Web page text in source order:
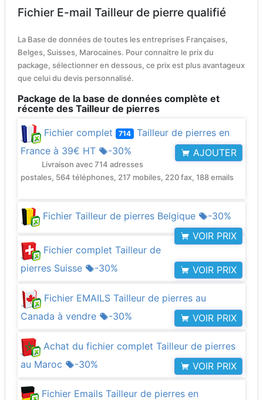
Fichier E-mail Tailleur de pierre qualifié
La Base de données de toutes les entreprises Françaises,
Belges, Suisses, Marocaines. Pour connaitre le prix du
package, sélectionner en dessous, ce prix est plus avantageux
que celui du devis personnalisé.
Package de la base de données complète et
récente des Tailleur de pierres
Fichier complet 714 Tailleur de pierres en
France à 39€ HT -30% AJOUTER
Livraison avec 714 adresses
postales, 564 téléphones, 217 mobiles, 220 fax, 188 emails
Fichier Tailleur de pierres Belgique
-30%
VOIR PRIX
Fichier complet Tailleur de
pierres Suisse
-30% VOIR PRIX
Fichier EMAILS Tailleur de pierres au
Canada à vendre
-30% VOIR PRIX
Achat du fichier complet Tailleur de pierres
au Maroc
-30% VOIR PRIX
Fichier Emails Tailleur de pierres en